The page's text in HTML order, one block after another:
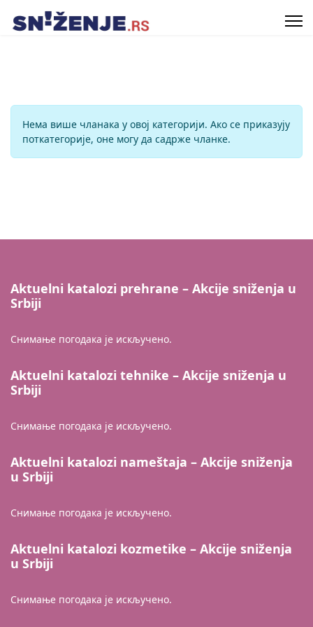
Инфо
Нема више чланака у овој категорији. Ако се приказују
поткатегорије, оне могу да садрже чланке.
Aktuelni katalozi prehrane – Akcije sniženja u
Srbiji
Снимање погодака је искључено.
Aktuelni katalozi tehnike – Akcije sniženja u
Srbiji
Снимање погодака је искључено.
Aktuelni katalozi nameštaja – Akcije sniženja
u Srbiji
Снимање погодака је искључено.
Aktuelni katalozi kozmetike – Akcije sniženja
u Srbiji
Снимање погодака је искључено.